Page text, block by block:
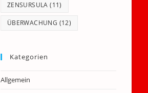
ZENSURSULA (11)
ÜBERWACHUNG (12)
Kategorien
Allgemein